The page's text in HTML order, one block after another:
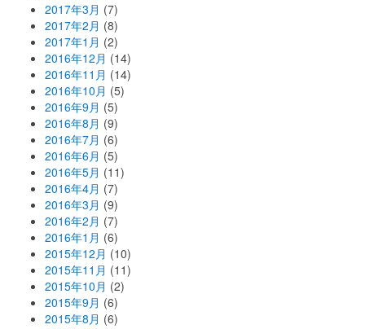
2017年3月 (7)
2017年2月 (8)
2017年1月 (2)
2016年12月 (14)
2016年11月 (14)
2016年10月 (5)
2016年9月 (5)
2016年8月 (9)
2016年7月 (6)
2016年6月 (5)
2016年5月 (11)
2016年4月 (7)
2016年3月 (9)
2016年2月 (7)
2016年1月 (6)
2015年12月 (10)
2015年11月 (11)
2015年10月 (2)
2015年9月 (6)
2015年8月 (6)